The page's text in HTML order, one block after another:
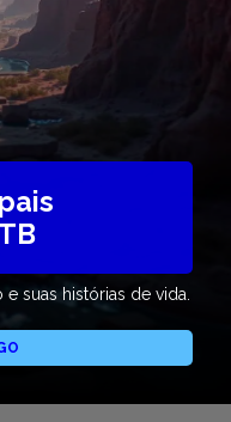
suas histórias de vida.